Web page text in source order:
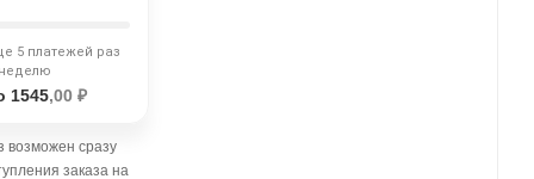
5 платежей раз
1545,00 ₽
возможен сразу
заказа на